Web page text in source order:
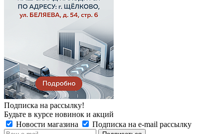
Подписка на рассылку!
Будьте в курсе новинок и акций
Новости магазина
Подписка на e-mail рассылку